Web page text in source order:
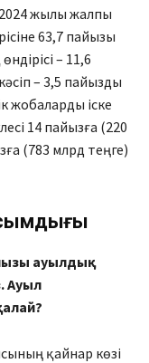
2024 жылы жалпы
63,7 пайызы
– 11,6
– 3,5 пайызды
жобаларды іске
14 пайызға (220
(783 млрд теңге)
ауылдық
Ауыл
қайнар көзі